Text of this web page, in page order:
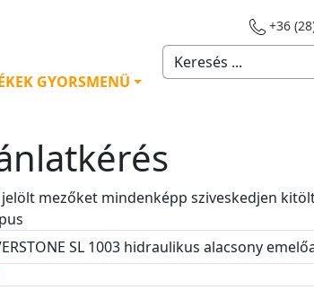
+36
GYORSMENÜ
mezőket mindenképp sziveskedjen